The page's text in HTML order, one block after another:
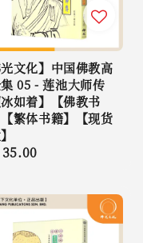
光文化】中国佛教高
05 - 莲池大师传
冰如着】【佛教书
繁体书籍】【现货